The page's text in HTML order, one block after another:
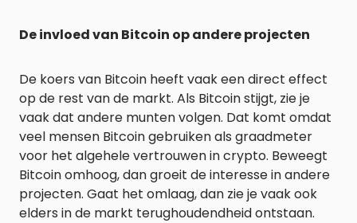
De invloed van Bitcoin op andere projecten
De koers van Bitcoin heeft vaak een direct effect
op de rest van de markt. Als Bitcoin stijgt, zie je
vaak dat andere munten volgen. Dat komt omdat
veel mensen Bitcoin gebruiken als graadmeter
voor het algehele vertrouwen in crypto. Beweegt
Bitcoin omhoog, dan groeit de interesse in andere
projecten. Gaat het omlaag, dan zie je vaak ook
elders in de markt terughoudendheid ontstaan.